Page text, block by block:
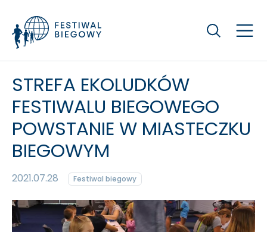
Szukaj
STREFA EKOLUDKÓW
FESTIWALU BIEGOWEGO
POWSTANIE W MIASTECZKU
BIEGOWYM
2021.07.28 Festiwal biegowy